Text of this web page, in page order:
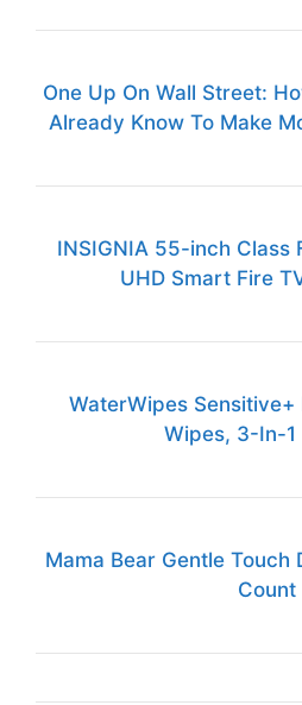
One Up On Wall Street:
Already Know To Make
INSIGNIA 55-inch Class
UHD Smart Fire
WaterWipes
Wipes, 3-In-1
Mama Bear Gentle Touch
Count